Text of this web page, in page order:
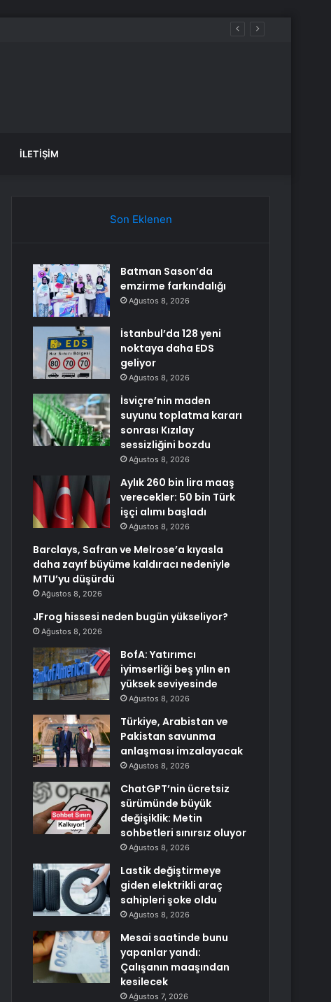
İLETIŞIM
Son Eklenen
Batman Sason’da
emzirme farkındalığı
Ağustos 8, 2026
İstanbul’da 128 yeni
noktaya daha EDS
geliyor
Ağustos 8, 2026
İsviçre’nin maden
suyunu toplatma kararı
sonrası Kızılay
sessizliğini bozdu
Ağustos 8, 2026
Aylık 260 bin lira maaş
verecekler: 50 bin Türk
işçi alımı başladı
Ağustos 8, 2026
Barclays, Safran ve Melrose’a kıyasla
daha zayıf büyüme kaldıracı nedeniyle
MTU’yu düşürdü
Ağustos 8, 2026
JFrog hissesi neden bugün yükseliyor?
Ağustos 8, 2026
BofA: Yatırımcı
iyimserliği beş yılın en
yüksek seviyesinde
Ağustos 8, 2026
Türkiye, Arabistan ve
Pakistan savunma
anlaşması imzalayacak
Ağustos 8, 2026
ChatGPT’nin ücretsiz
sürümünde büyük
değişiklik: Metin
sohbetleri sınırsız oluyor
Ağustos 8, 2026
Lastik değiştirmeye
giden elektrikli araç
sahipleri şoke oldu
Ağustos 8, 2026
Mesai saatinde bunu
yapanlar yandı:
Çalışanın maaşından
kesilecek
Ağustos 7, 2026